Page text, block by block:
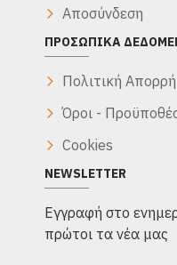
Αποσύνδεση
ΠΡΟΣΩΠΙΚΆ
Πολιτική
Όροι -
Cookies
NEWSLETTER
Eγγραφή στο
πρώτοι τα νέα μας